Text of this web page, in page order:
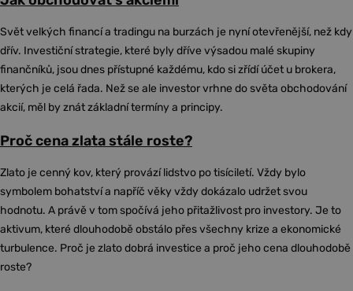
Svět velkých financí a tradingu na burzách je nyní otevřenější, než kdy
dřív. Investiční strategie, které byly dříve výsadou malé skupiny
finančníků, jsou dnes přístupné každému, kdo si zřídí účet u brokera,
kterých je celá řada. Než se ale investor vrhne do světa obchodování
akcií, měl by znát základní termíny a principy.
Proč cena zlata stále roste?
Zlato je cenný kov, který provází lidstvo po tisíciletí. Vždy bylo
symbolem bohatství a napříč věky vždy dokázalo udržet svou
hodnotu. A právě v tom spočívá jeho přitažlivost pro investory. Je to
aktivum, které dlouhodobě obstálo přes všechny krize a ekonomické
turbulence. Proč je zlato dobrá investice a proč jeho cena dlouhodobě
roste?